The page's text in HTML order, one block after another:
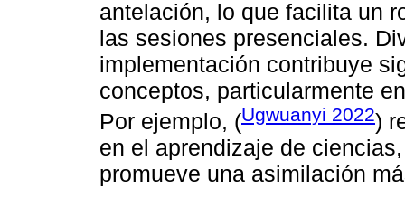
antelación, lo que facilita un
las sesiones presenciales.
implementación contribuye
conceptos, particularmente
Por ejemplo, (Ugwuanyi 2022)
en el aprendizaje de
promueve una asimilación